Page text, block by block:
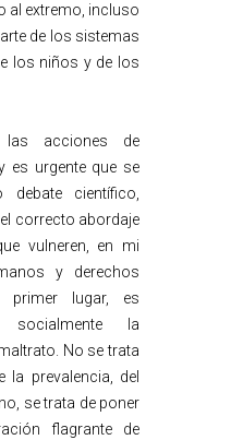
al extremo, incluso
de los sistemas
los niños y de los
las acciones de
es urgente que se
científico,
correcto abordaje
vulneren, en mi
y derechos
primer lugar, es
socialmente la
No se trata
prevalencia, del
se trata de poner
flagrante de